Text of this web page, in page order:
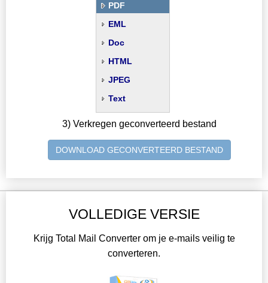
PDF
EML
Doc
HTML
JPEG
Text
3) Verkregen geconverteerd bestand
DOWNLOAD GECONVERTEERD BESTAND
VOLLEDIGE VERSIE
Krijg Total Mail Converter om je e-mails veilig te
converteren.